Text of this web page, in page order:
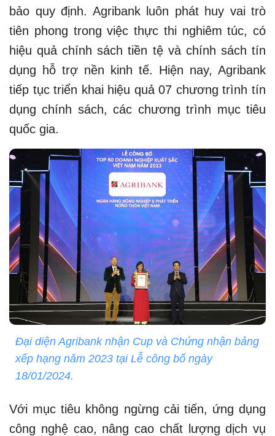
bảo quy định. Agribank luôn phát huy vai trò
tiên phong trong việc thực thi nghiêm túc, có
hiệu quả chính sách tiền tệ và chính sách tín
dụng hỗ trợ nền kinh tế. Hiện nay, Agribank
tiếp tục triển khai hiệu quả 07 chương trình tín
dụng chính sách, các chương trình mục tiêu
quốc gia.
Đại diện Agribank nhận Cup và Chứng nhận bảng
xếp hạng năm 2023 tại Lễ công bố ngày
18/01/2024.
Với mục tiêu không ngừng cải tiến, ứng dụng
công nghệ cao, nâng cao chất lượng dịch vụ